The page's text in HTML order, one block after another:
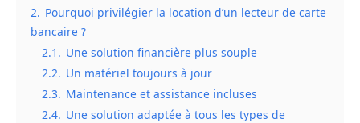
2. Pourquoi privilégier la location d’un lecteur de carte
bancaire ?
2.1. Une solution financière plus souple
2.2. Un matériel toujours à jour
2.3. Maintenance et assistance incluses
2.4. Une solution adaptée à tous les types de